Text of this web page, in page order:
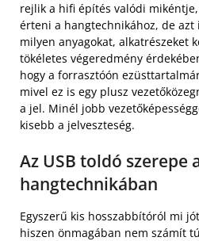
rejlik a hifi építés valódi
érteni a hangtechnikához, de
milyen anyagokat, alkatrészeket
tökéletes végeredmény
hogy a forrasztóón
mivel ez is egy plusz
a jel. Minél jobb
kisebb a jelveszteség.
Az USB toldó szerepe
hangtechnikában
Egyszerű kis hosszabbítóról mi
hiszen önmagában nem számít